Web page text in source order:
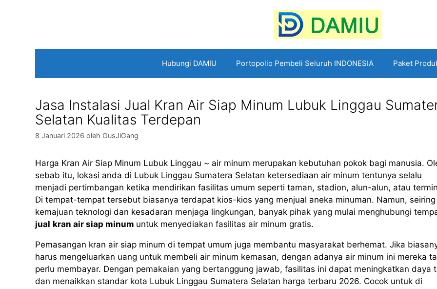
Hubungi DAMIU Portopolio Pembeli Seluruh INDONESIA Paket
Jasa Instalasi Jual Kran Air Siap Minum Lubuk Linggau
Selatan Kualitas Terdepan
8 Januari 2026 oleh GusJiGang
Harga Kran Air Siap Minum Lubuk Linggau ~ air minum merupakan kebutuhan pokok bagi manusia.
sebab itu, lokasi anda di Lubuk Linggau Sumatera Selatan ketersediaan air minum tentunya selalu
menjadi pertimbangan ketika mendirikan fasilitas umum seperti taman, stadion, alun-alun, atau
Di tempat-tempat tersebut biasanya terdapat kios-kios yang menjual aneka minuman. Namun, seiring
kemajuan teknologi dan kesadaran menjaga lingkungan, banyak pihak yang mulai menghubungi
jual kran air siap minum untuk menyediakan fasilitas air minum gratis.
Pemasangan kran air siap minum di tempat umum juga membantu masyarakat berhemat. Jika
harus mengeluarkan uang untuk membeli air minum kemasan, dengan adanya air minum ini mereka
perlu membayar. Dengan pemakaian yang bertanggung jawab, fasilitas ini dapat meningkatkan daya
dan menaikkan standar kota Lubuk Linggau Sumatera Selatan harga terbaru 2026. Cocok untuk di